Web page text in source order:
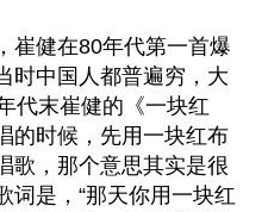
崔健在80年代第一首爆
时中国人都普遍穷，大
代末崔健的《一块红
的时候，先用一块红布
歌，那个意思其实是很
词是，“那天你用一块红